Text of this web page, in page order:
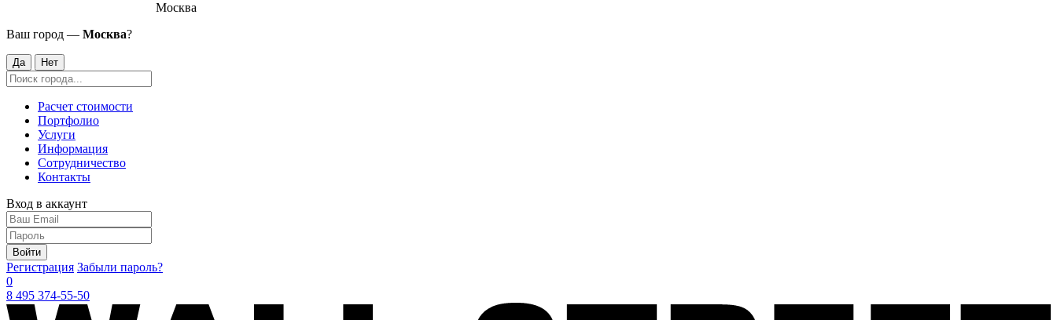
Москва
Ваш город — Москва?
Да Нет
Расчет стоимости
Портфолио
Услуги
Информация
Сотрудничество
Контакты
Вход в аккаунт
Войти
Регистрация Забыли пароль?
0
8 495 374-55-50